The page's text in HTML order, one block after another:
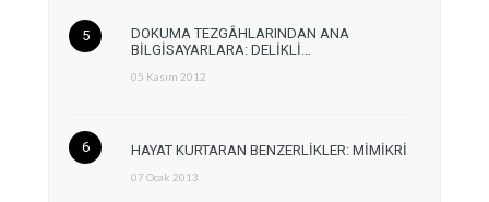
DOKUMA TEZGÂHLARINDAN ANA
BİLGİSAYARLARA: DELİKLİ…
05 Kasım 2012
HAYAT KURTARAN BENZERLİKLER: MİMİKRİ
07 Ocak 2013